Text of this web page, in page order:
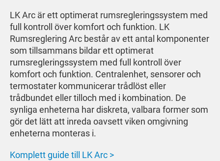
LK Arc är ett optimerat rumsregleringssystem med
full kontroll över komfort och funktion. LK
Rumsreglering Arc består av ett antal komponenter
som tillsammans bildar ett optimerat
rumsregleringssystem med full kontroll över
komfort och funktion. Centralenhet, sensorer och
termostater kommunicerar trådlöst eller
trådbundet eller tilloch med i kombination. De
synliga enheterna har diskreta, valbara former som
gör det lätt att inreda oavsett viken omgivning
enheterna monteras i.
Komplett guide till LK Arc >